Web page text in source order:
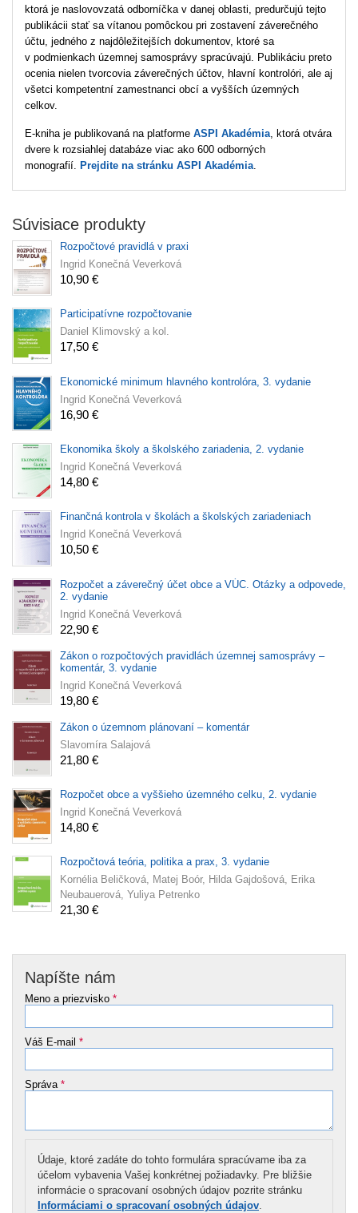
ktorá je naslovovzatá odborníčka v danej oblasti, predurčujú tejto
publikácii stať sa vítanou pomôckou pri zostavení záverečného
účtu, jedného z najdôležitejších dokumentov, ktoré sa
v podmienkach územnej samosprávy spracúvajú. Publikáciu preto
ocenia nielen tvorcovia záverečných účtov, hlavní kontrolóri, ale aj
všetci kompetentní zamestnanci obcí a vyšších územných
celkov.
E‑kniha je publikovaná na platforme ASPI Akadémia , ktorá otvára
dvere k rozsiahlej databáze viac ako 600 odborných
monografií. Prejdite na stránku ASPI Akadémia
Súvisiace produkty
Rozpočtové pravidlá v praxi
Ingrid Konečná Veverková
10,90 €
Participatívne rozpočtovanie
Daniel Klimovský a kol.
17,50 €
Ekonomické minimum hlavného kontrolóra, 3. vydanie
Ingrid Konečná Veverková
16,90 €
Ekonomika školy a školského zariadenia, 2. vydanie
Ingrid Konečná Veverková
14,80 €
Finančná kontrola v školách a školských zariadeniach
Ingrid Konečná Veverková
10,50 €
Rozpočet a záverečný účet obce a VÚC. Otázky a odpovede,
2. vydanie
Ingrid Konečná Veverková
22,90 €
Zákon o rozpočtových pravidlách územnej samosprávy –
komentár, 3. vydanie
Ingrid Konečná Veverková
19,80 €
Zákon o územnom plánovaní – komentár
Slavomíra Salajová
21,80 €
Rozpočet obce a vyššieho územného celku, 2. vydanie
Ingrid Konečná Veverková
14,80 €
Rozpočtová teória, politika a prax, 3. vydanie
Kornélia Beličková, Matej Boór, Hilda Gajdošová, Erika
Neubauerová, Yuliya Petrenko
21,30 €
Napíšte nám
Meno a priezvisko *
Váš E-mail *
Správa *
Údaje, ktoré zadáte do tohto formulára spracúvame iba za
účelom vybavenia Vašej konkrétnej požiadavky. Pre bližšie
informácie o spracovaní osobných údajov pozrite stránku
Informáciami o spracovaní osobných údajov.